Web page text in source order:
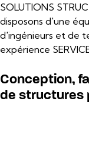
SOLUTIONS
disposons d'une
d'ingénieurs et de
expérience
Conception,
de structures